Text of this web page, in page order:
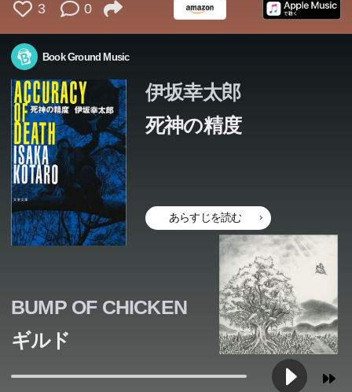
3 0
Book Ground Music
伊坂幸太郎
死神の精度
あらすじを読む
BUMP OF CHICKEN
ギルド